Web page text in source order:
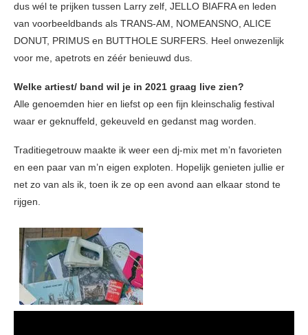
dus wél te prijken tussen Larry zelf, JELLO BIAFRA en leden
van voorbeeldbands als TRANS-AM, NOMEANSNO, ALICE
DONUT, PRIMUS en BUTTHOLE SURFERS. Heel onwezenlijk
voor me, apetrots en zéér benieuwd dus.
Welke artiest/ band wil je in 2021 graag live zien?
Alle genoemden hier en liefst op een fijn kleinschalig festival
waar er geknuffeld, gekeuveld en gedanst mag worden.
Traditiegetrouw maakte ik weer een dj-mix met m’n favorieten
en een paar van m’n eigen exploten. Hopelijk genieten jullie er
net zo van als ik, toen ik ze op een avond aan elkaar stond te
rijgen.